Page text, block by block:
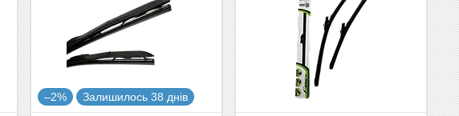
–2% Залишилось 38 днів